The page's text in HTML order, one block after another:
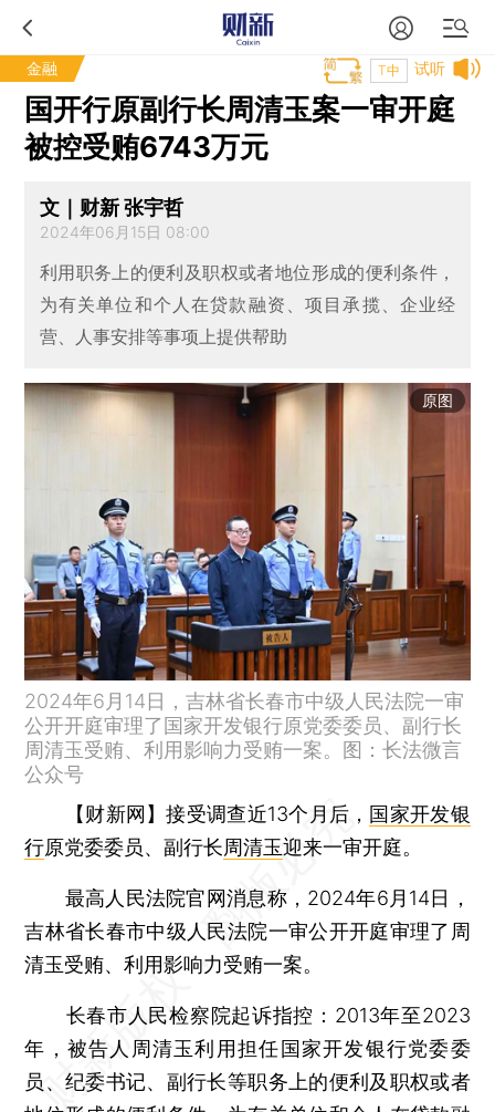
金融 试听
T中
国开行原副行长周清玉案一审开庭
被控受贿6743万元
文｜财新 张宇哲
2024年06月15日 08:00
利用职务上的便利及职权或者地位形成的便利条件，
为有关单位和个人在贷款融资、项目承揽、企业经
营、人事安排等事项上提供帮助
原图
2024年6月14日，吉林省长春市中级人民法院一审
公开开庭审理了国家开发银行原党委委员、副行长
周清玉受贿、利用影响力受贿一案。图：长法微言
公众号
【财新网】接受调查近13个月后， 国家开发银
行原党委委员、副行长周清玉迎来一审开庭。
最高人民法院官网消息称，2024年6月14日，
吉林省长春市中级人民法院一审公开开庭审理了周
清玉受贿、利用影响力受贿一案。
长春市人民检察院起诉指控：2013年至2023
年，被告人周清玉利用担任国家开发银行党委委
员、纪委书记、副行长等职务上的便利及职权或者